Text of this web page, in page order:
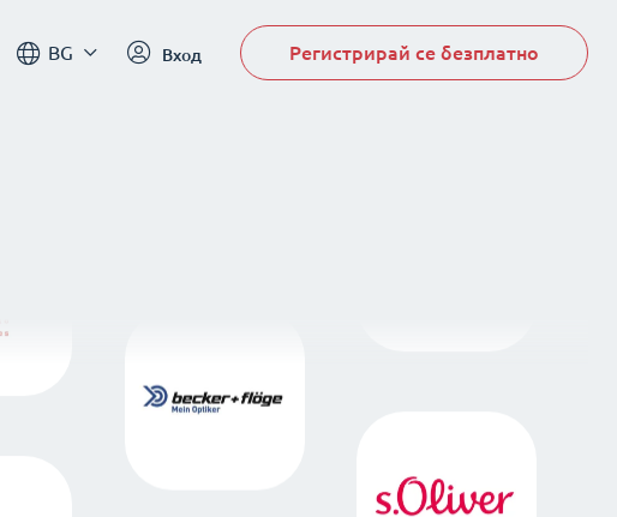
BG Вход Регистрирай се безплатно